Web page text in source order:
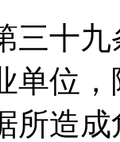
三十
单位
所造